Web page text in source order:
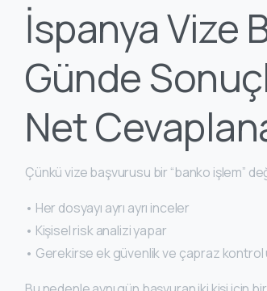
İspanya Vize
Günde
Net
Çünkü vize başvurusu bir “banko işlem”
• Her dosyayı ayrı ayrı inceler
• Kişisel risk analizi yapar
• Gerekirse ek güvenlik ve çapraz kontrol